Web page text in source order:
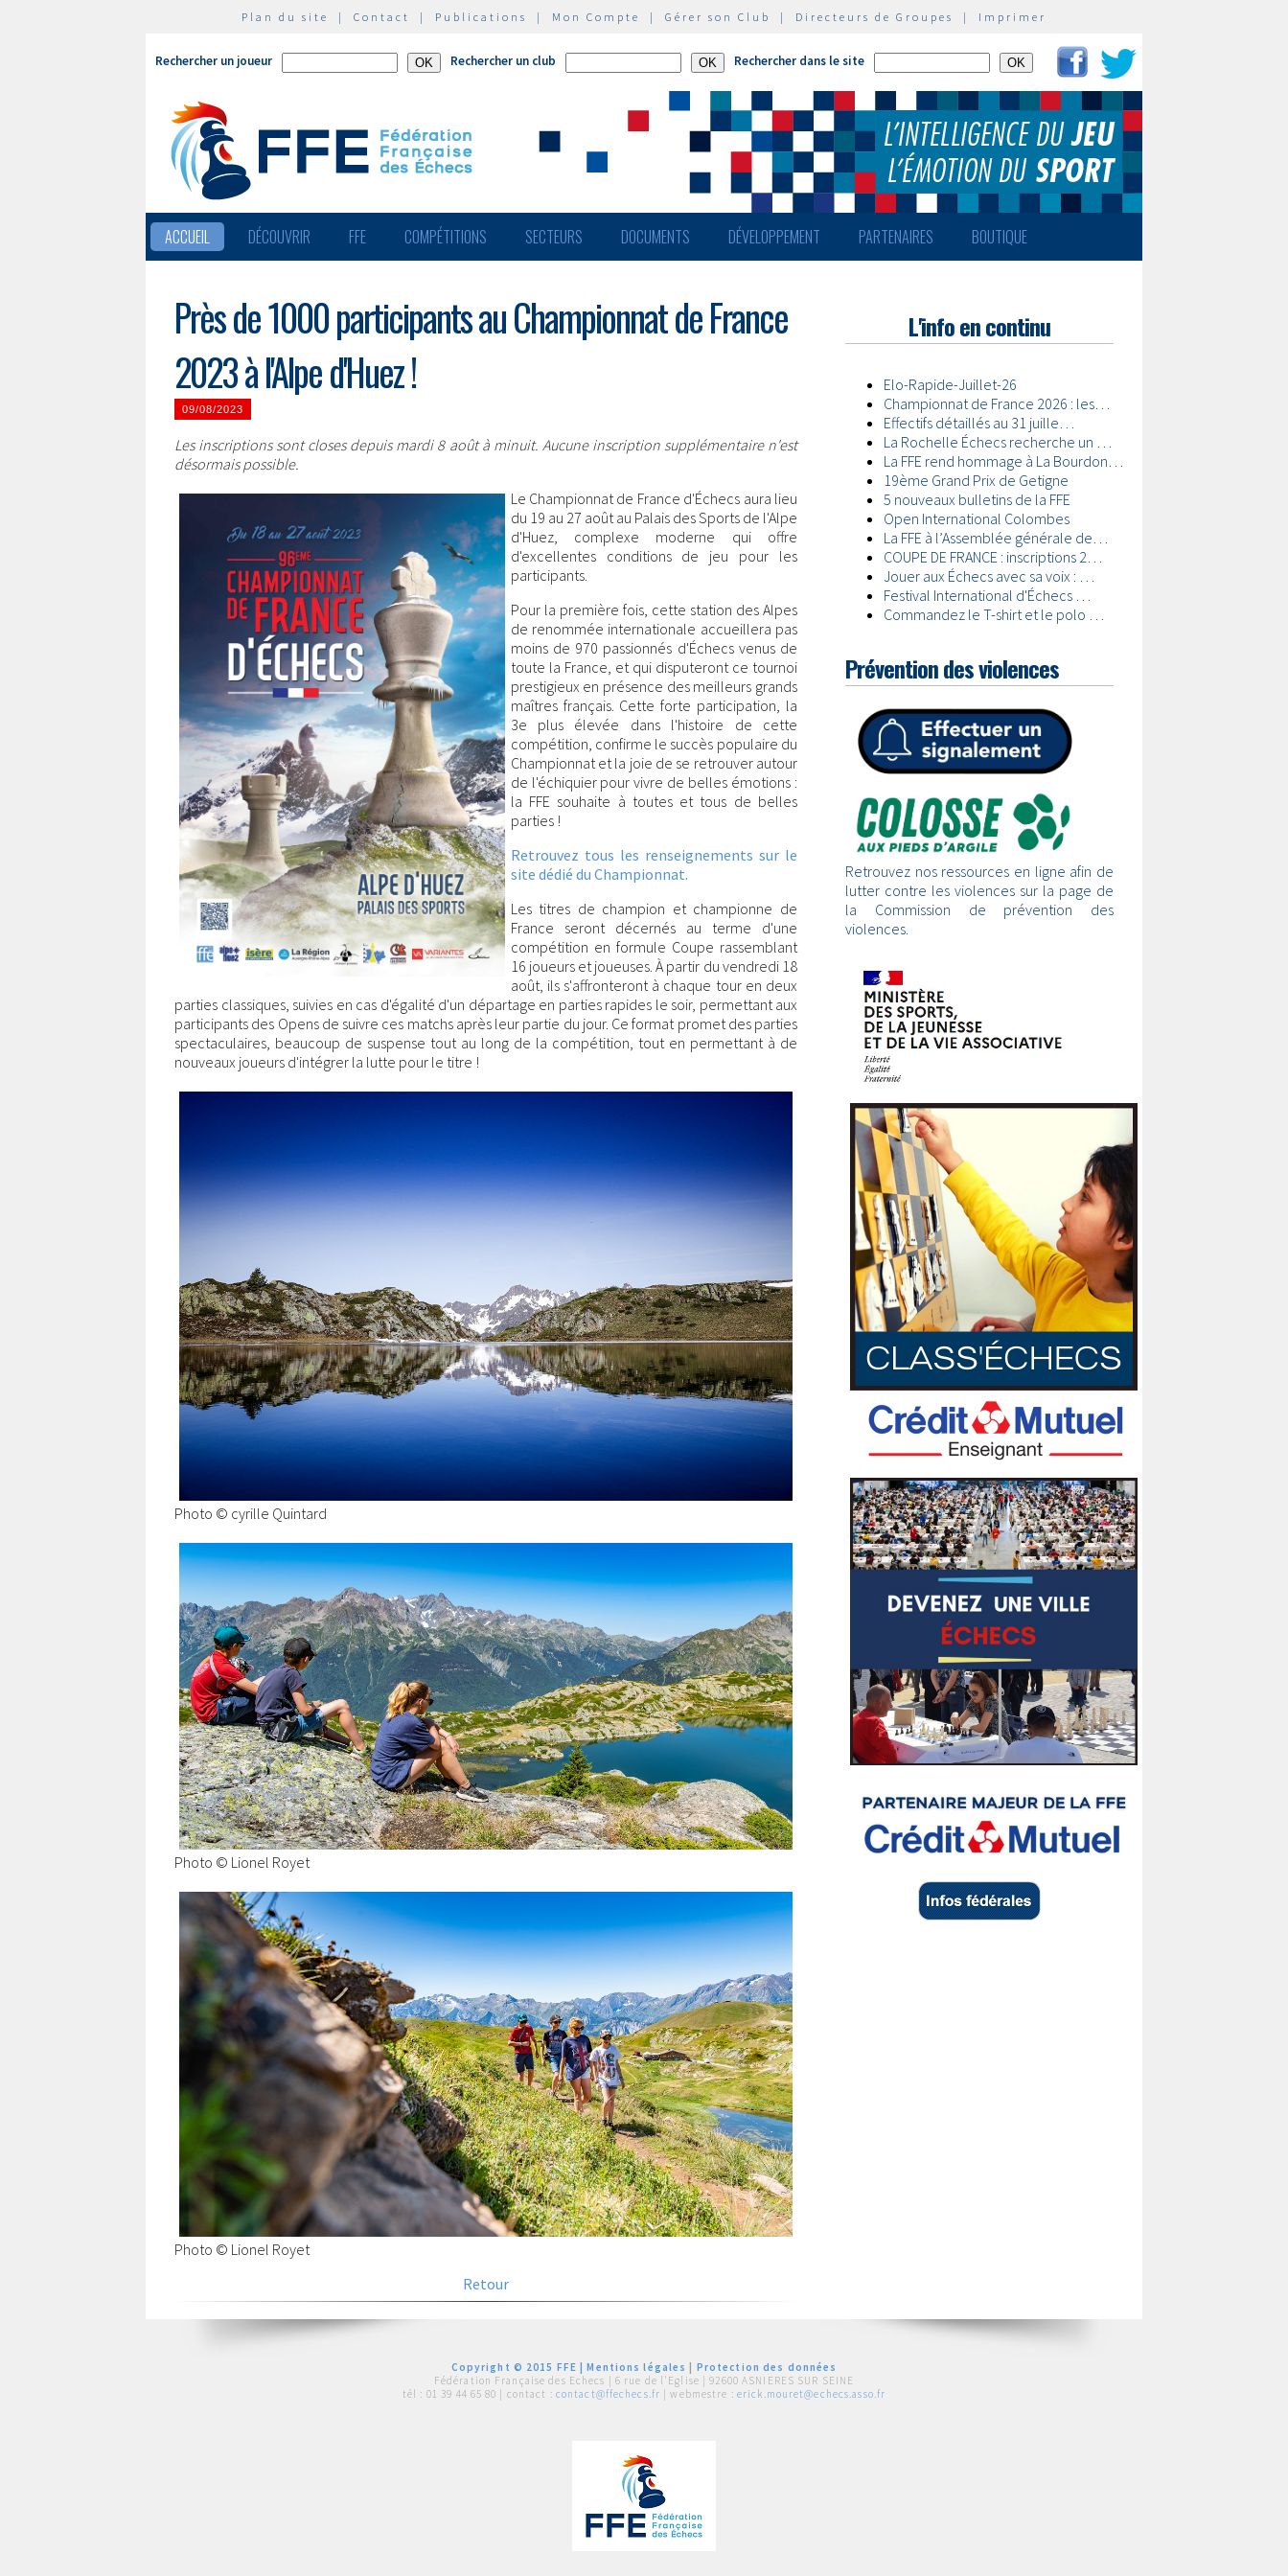
Plan du site | Contact | Publications | Mon Compte | Gérer son Club | Directeurs de Groupes | Imprimer
Rechercher un joueur Rechercher un club Rechercher dans le site
ACCUEIL DÉCOUVRIR FFE COMPÉTITIONS SECTEURS DOCUMENTS DÉVELOPPEMENT PARTENAIRES BOUTIQUE
Près de 1000 participants au Championnat de France
2023 à l'Alpe d'Huez !
09/08/2023
Les inscriptions sont closes depuis mardi 8 août à minuit. Aucune inscription supplémentaire n'est
désormais possible.
Le Championnat de France d'Échecs aura lieu
du 19 au 27 août au Palais des Sports de l'Alpe
d'Huez, complexe moderne qui offre
d'excellentes conditions de jeu pour les
participants.
Pour la première fois, cette station des Alpes
de renommée internationale accueillera pas
moins de 970 passionnés d'Échecs venus de
toute la France, et qui disputeront ce tournoi
prestigieux en présence des meilleurs grands
maîtres français. Cette forte participation, la
3e plus élevée dans l'histoire de cette
compétition, confirme le succès populaire du
Championnat et la joie de se retrouver autour
de l'échiquier pour vivre de belles émotions :
la FFE souhaite à toutes et tous de belles
parties !
Retrouvez tous les renseignements sur le
site dédié du Championnat.
Les titres de champion et championne de
France seront décernés au terme d'une
compétition en formule Coupe rassemblant
16 joueurs et joueuses. À partir du vendredi 18
août, ils s'affronteront à chaque tour en deux
parties classiques, suivies en cas d'égalité d'un départage en parties rapides le soir, permettant aux
participants des Opens de suivre ces matchs après leur partie du jour. Ce format promet des parties
spectaculaires, beaucoup de suspense tout au long de la compétition, tout en permettant à de
nouveaux joueurs d'intégrer la lutte pour le titre !
Photo © cyrille Quintard
Photo © Lionel Royet
Photo © Lionel Royet
Retour
L'info en continu
Prévention des violences
Retrouvez nos ressources en ligne afin de
lutter contre les violences sur la page de
la Commission de prévention des
violences.
Copyright © 2015 FFE |Mentions légales | Protection des données
Fédération Française des Echecs | 6 rue de l'Eglise | 92600 ASNIERES SUR SEINE
tél : 01 39 44 65 80 | contact : contact@ffechecs.fr | webmestre : erick.mouret@echecs.asso.fr